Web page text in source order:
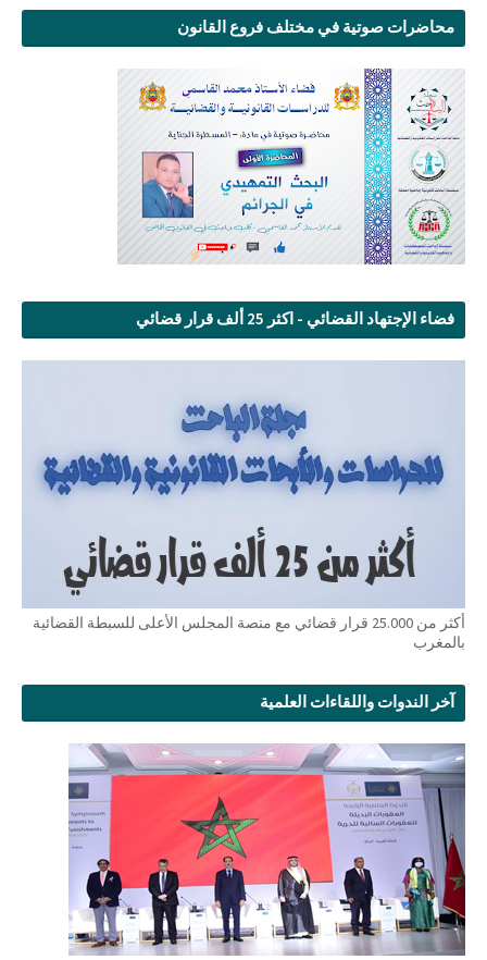
محاضرات صوتية في مختلف فروع القانون
فضاء الإجتهاد القضائي - اكثر 25 ألف قرار قضائي
أكثر من 25.000 قرار قضائي مع منصة المجلس الأعلى للسبطة القضائية
بالمغرب
آخر الندوات واللقاءات العلمية